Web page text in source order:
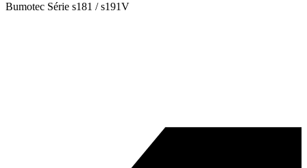
Bumotec Série s181 / s191V